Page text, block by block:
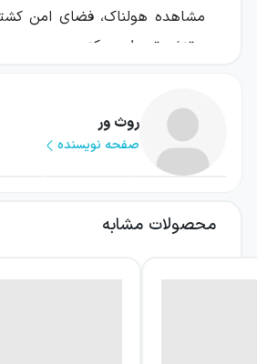
مشاهده هولناک، فضای امن
پرتنش تبدیل می‌کند.
زمینه سفر مطلب می‌نویسد.
گذراندن یک هفته در کشتی
تعداد محدودی کابین است؛
بااین‌حال، آنچه لو در طول سفر
روث ور
صفحه نویسنده
محصولات مشابه